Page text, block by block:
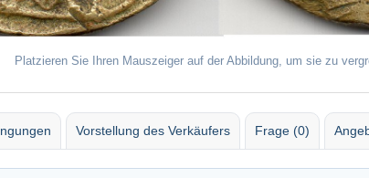
Platzieren Sie Ihren Mauszeiger auf der Abbildung, um sie zu
Vorstellung des Verkäufers Frage (0)